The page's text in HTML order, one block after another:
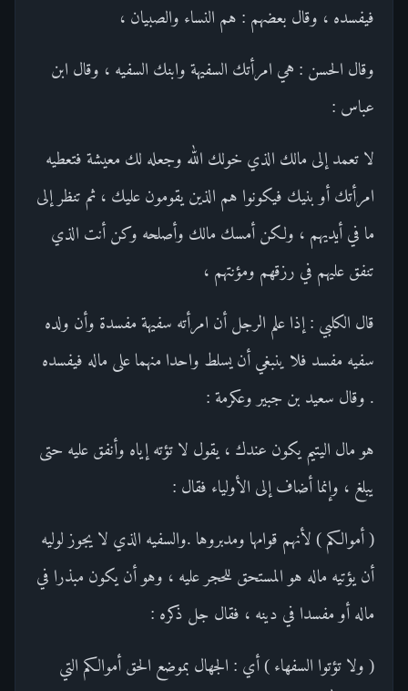
فيفسده ، وقال بعضهم : هم النساء والصبيان ،
وقال الحسن : هي امرأتك السفيهة وابنك السفيه ، وقال ابن
عباس :
لا تعمد إلى مالك الذي خولك الله وجعله لك معيشة فتعطيه
امرأتك أو بنيك فيكونوا هم الذين يقومون عليك ، ثم تنظر إلى
ما في أيديهم ، ولكن أمسك مالك وأصلحه وكن أنت الذي
تنفق عليهم في رزقهم ومؤنتهم ،
قال الكلبي : إذا علم الرجل أن امرأته سفيهة مفسدة وأن ولده
سفيه مفسد فلا ينبغي أن يسلط واحدا منهما على ماله فيفسده
. وقال سعيد بن جبير وعكرمة :
هو مال اليتيم يكون عندك ، يقول لا تؤته إياه وأنفق عليه حتى
يبلغ ، وإنما أضاف إلى الأولياء فقال :
( أموالكم ) لأنهم قوامها ومدبروها .والسفيه الذي لا يجوز لوليه
أن يؤتيه ماله هو المستحق للحجر عليه ، وهو أن يكون مبذرا في
ماله أو مفسدا في دينه ، فقال جل ذكره :
( ولا تؤتوا السفهاء ) أي : الجهال بموضع الحق أموالكم التي